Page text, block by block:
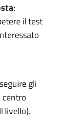
;
il test
gli
livello).